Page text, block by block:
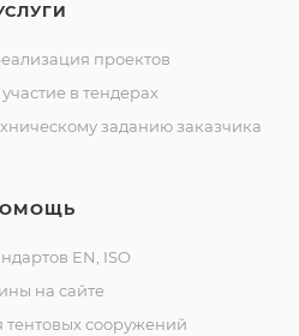
проектов
в тендерах
заданию заказчика
EN, ISO
на сайте
сооружений